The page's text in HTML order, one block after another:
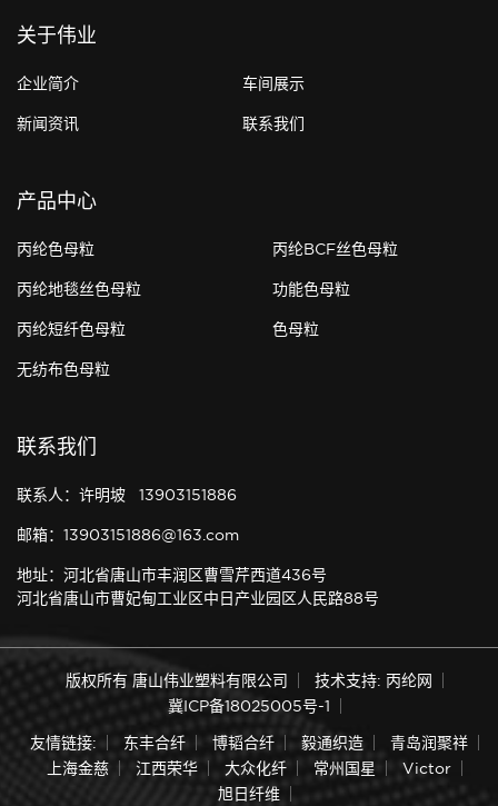
关于伟业
企业简介 车间展示
新闻资讯 联系我们
产品中心
丙纶色母粒 丙纶BCF丝色母粒
丙纶地毯丝色母粒 功能色母粒
丙纶短纤色母粒 色母粒
无纺布色母粒
联系我们
联系人：许明坡 13903151886
邮箱：13903151886@163.com
地址：河北省唐山市丰润区曹雪芹西道436号
河北省唐山市曹妃甸工业区中日产业园区人民路88号
版权所有 唐山伟业塑料有限公司
技术支持: 丙纶网
冀ICP备18025005号-1
友情链接: 东丰合纤 博韬合纤 毅通织造
青岛润聚祥
上海金慈
江西荣华 大众化纤 常州国星
Victor
旭日纤维